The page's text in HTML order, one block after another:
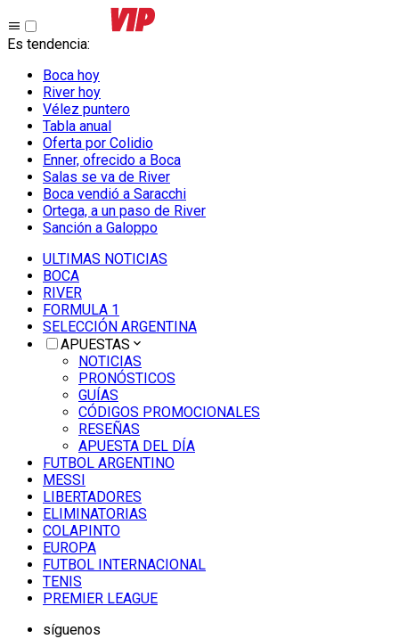
Es tendencia:
Boca hoy
River hoy
Vélez puntero
Tabla anual
Oferta por Colidio
Enner, ofrecido a Boca
Salas se va de River
Boca vendió a Saracchi
Ortega, a un paso de River
Sanción a Galoppo
ULTIMAS NOTICIAS
BOCA
RIVER
FORMULA 1
SELECCIÓN ARGENTINA
APUESTAS
NOTICIAS
PRONÓSTICOS
GUÍAS
CÓDIGOS PROMOCIONALES
RESEÑAS
APUESTA DEL DÍA
FUTBOL ARGENTINO
MESSI
LIBERTADORES
ELIMINATORIAS
COLAPINTO
EUROPA
FUTBOL INTERNACIONAL
TENIS
PREMIER LEAGUE
síguenos